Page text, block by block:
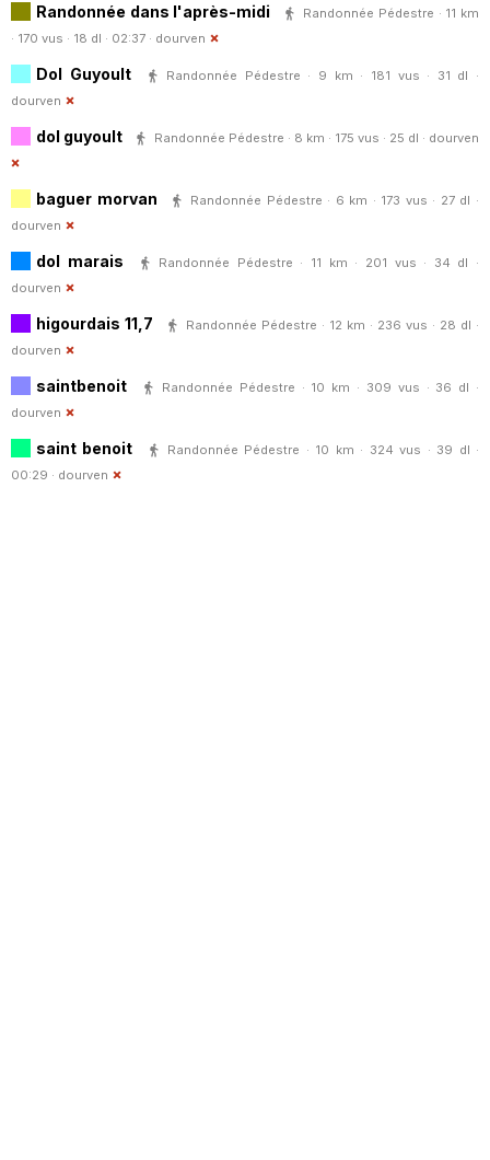
Randonnée dans l'après-midi
Randonnée Pédestre · 11 km
· 170 vus · 18 dl · 02:37 · dourven
Dol Guyoult
Randonnée Pédestre · 9 km · 181 vus · 31 dl ·
dourven
dol guyoult Randonnée Pédestre · 8 km · 175 vus · 25 dl · dourven
baguer morvan
Randonnée Pédestre · 6 km · 173 vus · 27 dl ·
dourven
dol marais
Randonnée Pédestre · 11 km · 201 vus · 34 dl ·
dourven
higourdais 11,7
Randonnée Pédestre · 12 km · 236 vus · 28 dl ·
dourven
saintbenoit
Randonnée Pédestre · 10 km · 309 vus · 36 dl ·
dourven
saint benoit
Randonnée Pédestre · 10 km · 324 vus · 39 dl ·
00:29 · dourven